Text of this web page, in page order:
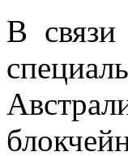
В связи